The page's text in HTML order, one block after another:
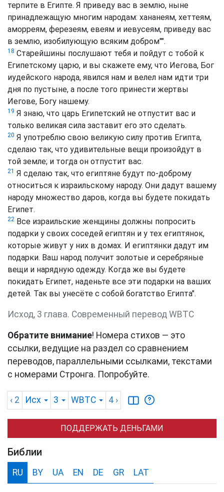
терпите в Египте. Я приведу вас в землю, ныне
принадлежащую многим народам: хананеям, хеттеям,
аморреям, ферезеям, евеям и иевусеям, приведу вас
в землю, изобилующую всяким добром"".
18 Старейшины послушают тебя и пойдут с тобой к
Египетскому царю, и вы скажете ему, что Иегова, Бог
иудейского народа, явился нам и велел нам идти три
дня по пустыне, а после того принести жертвы
Иегове, Богу нашему.
19 Я знаю, что царь Египетский не отпустит вас и
только великая сила заставит его это сделать.
20 Я употреблю свою великую силу против Египта,
сделаю так, что удивительные вещи произойдут в
той земле; и тогда он отпустит вас.
21 Я сделаю так, что египтяне будут по-доброму
относиться к израильскому народу. Они дадут вашему
народу множество даров, когда вы будете покидать
Египет.
22 Все израильские женщины должны попросить
подарки у своих соседей египтян и у тех египтянок,
которые живут у них в домах. И египтянки дадут им
подарки. Ваш народ получит золотые и серебряные
вещи и нарядную одежду. Когда же вы будете
покидать Египет, наденьте все эти подарки на ваших
детей. Так вы унесёте с собой богатство Египта".
Исход, 3 глава. Cовременный перевод WBTC
Обратите внимание! Номера стихов — это
ссылки, ведущие на раздел со сравнением
переводов, параллельными ссылками, текстами
с номерами Стронга. Попробуйте.
‹ 2 Исх 3 WBTC 4 ›
ПОДДЕРЖАТЬ ДЕНЬГАМИ
Библии
RU BY UA EN DE GR LAT